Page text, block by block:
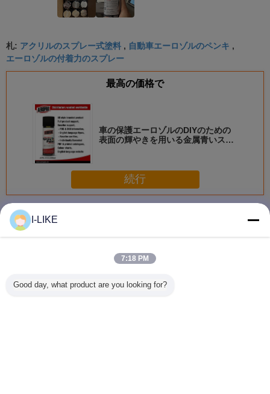
札: アクリルのスプレー式塗料 , 自動車エーロゾルのペンキ ,
エーロゾルの付着力のスプレー
最高の価格で
車の保護エーロゾルのDIYのための
表面の輝やきを用いる金属青いスプ
続行
多くスプレーのペンキ
衝撃耐性 快速乾燥
金属やプラスチッ
防水 2k エアゾー
ル スプレー ペイ
I-LIKE
7:18 PM
Good day, what product are you looking for?